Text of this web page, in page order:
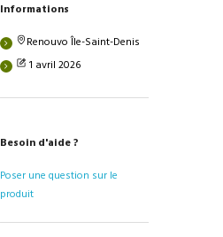
Informations
Renouvo Île-Saint-Denis
1 avril 2026
Besoin d'aide ?
Poser une question sur le
produit